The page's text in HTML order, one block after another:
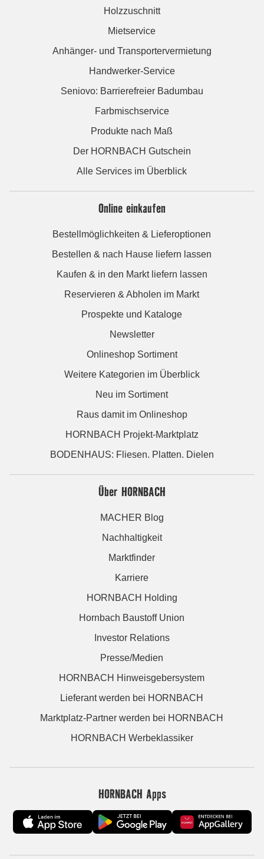
Holzzuschnitt
Mietservice
Anhänger- und Transportervermietung
Handwerker-Service
Seniovo: Barrierefreier Badumbau
Farbmischservice
Produkte nach Maß
Der HORNBACH Gutschein
Alle Services im Überblick
Online einkaufen
Bestellmöglichkeiten & Lieferoptionen
Bestellen & nach Hause liefern lassen
Kaufen & in den Markt liefern lassen
Reservieren & Abholen im Markt
Prospekte und Kataloge
Newsletter
Onlineshop Sortiment
Weitere Kategorien im Überblick
Neu im Sortiment
Raus damit im Onlineshop
HORNBACH Projekt-Marktplatz
BODENHAUS: Fliesen. Platten. Dielen
Über HORNBACH
MACHER Blog
Nachhaltigkeit
Marktfinder
Karriere
HORNBACH Holding
Hornbach Baustoff Union
Investor Relations
Presse/Medien
HORNBACH Hinweisgebersystem
Lieferant werden bei HORNBACH
Marktplatz-Partner werden bei HORNBACH
HORNBACH Werbeklassiker
HORNBACH Apps